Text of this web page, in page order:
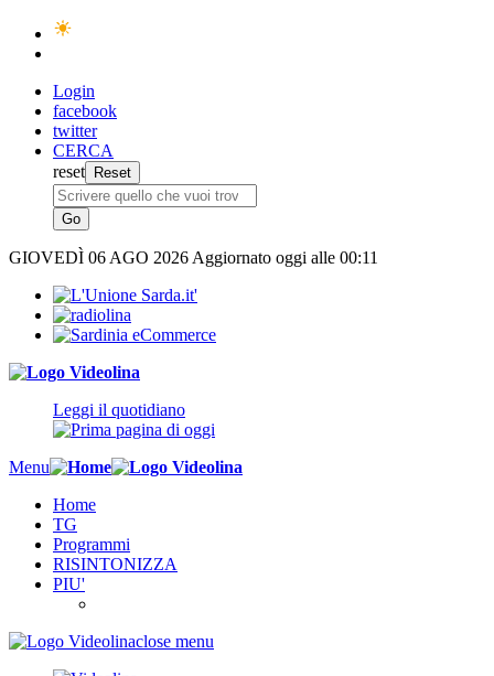
Login
facebook
twitter
CERCA
reset
GIOVEDÌ 06 AGO 2026 Aggiornato oggi alle 00:11
Leggi il quotidiano
Menu
Home
TG
Programmi
RISINTONIZZA
PIU'
close menu